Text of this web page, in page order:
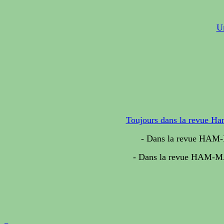
Toujours dans la revue
- Dans la revue
- Dans la revue HAM-